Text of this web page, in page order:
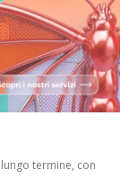
termine, con